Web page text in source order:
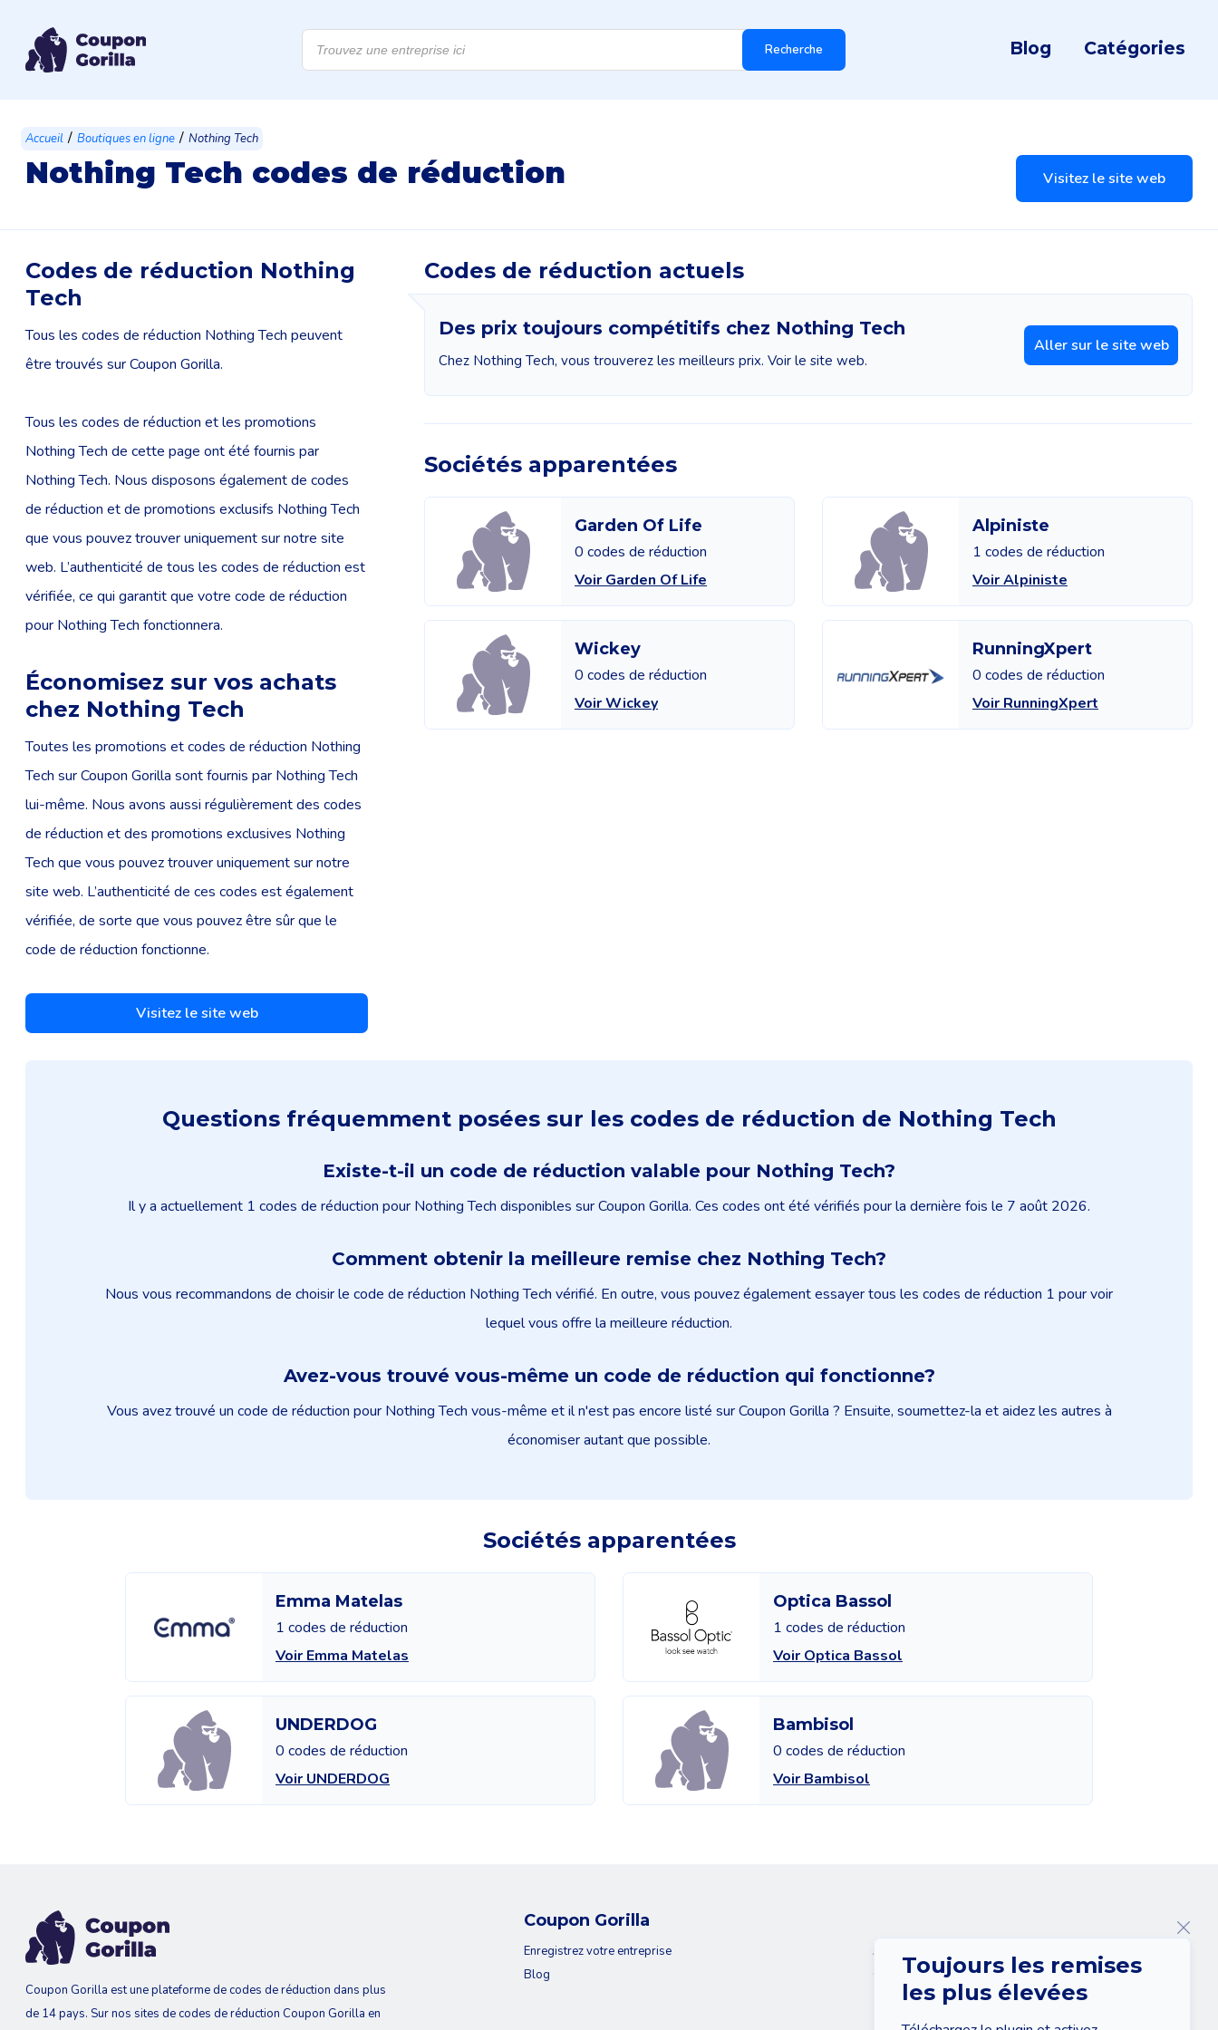
Recherche
de
produits
Recherche Blog Catégories
Accueil / Boutiques en ligne / Nothing Tech
Nothing Tech codes de réduction Visitez le site web
Codes de réduction Nothing
Tech
Tous les codes de réduction Nothing Tech peuvent
être trouvés sur Coupon Gorilla.
Tous les codes de réduction et les promotions
Nothing Tech de cette page ont été fournis par
Nothing Tech. Nous disposons également de codes
de réduction et de promotions exclusifs Nothing Tech
que vous pouvez trouver uniquement sur notre site
web. L’authenticité de tous les codes de réduction est
vérifiée, ce qui garantit que votre code de réduction
pour Nothing Tech fonctionnera.
Économisez sur vos achats
chez Nothing Tech
Toutes les promotions et codes de réduction Nothing
Tech sur Coupon Gorilla sont fournis par Nothing Tech
lui-même. Nous avons aussi régulièrement des codes
de réduction et des promotions exclusives Nothing
Tech que vous pouvez trouver uniquement sur notre
site web. L’authenticité de ces codes est également
vérifiée, de sorte que vous pouvez être sûr que le
code de réduction fonctionne.
Visitez le site web
Codes de réduction actuels
Des prix toujours compétitifs chez Nothing Tech
Chez Nothing Tech, vous trouverez les meilleurs prix. Voir le site web.
Aller sur le site web
Sociétés apparentées
Garden Of Life
0 codes de réduction
Voir Garden Of Life
Alpiniste
1 codes de réduction
Voir Alpiniste
Wickey
0 codes de réduction
Voir Wickey
RunningXpert
0 codes de réduction
Voir RunningXpert
Questions fréquemment posées sur les codes de réduction de Nothing Tech
Existe-t-il un code de réduction valable pour Nothing Tech?
Il y a actuellement 1 codes de réduction pour Nothing Tech disponibles sur Coupon Gorilla. Ces codes ont été vérifiés pour la dernière fois le 7 août 2026.
Comment obtenir la meilleure remise chez Nothing Tech?
Nous vous recommandons de choisir le code de réduction Nothing Tech vérifié. En outre, vous pouvez également essayer tous les codes de réduction 1 pour voir
lequel vous offre la meilleure réduction.
Avez-vous trouvé vous-même un code de réduction qui fonctionne?
Vous avez trouvé un code de réduction pour Nothing Tech vous-même et il n'est pas encore listé sur Coupon Gorilla ? Ensuite, soumettez-la et aidez les autres à
économiser autant que possible.
Sociétés apparentées
Emma Matelas
1 codes de réduction
Voir Emma Matelas
Optica Bassol
1 codes de réduction
Voir Optica Bassol
UNDERDOG
0 codes de réduction
Voir UNDERDOG
Bambisol
0 codes de réduction
Voir Bambisol
Toujours les remises
les plus élevées
Coupon Gorilla est une plateforme de codes de réduction dans plus
de 14 pays. Sur nos sites de codes de réduction Coupon Gorilla en
Coupon Gorilla
Enregistrez votre entreprise
Blog
A propos de nous
Contact